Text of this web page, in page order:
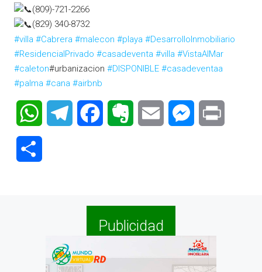
(809)-721-2266
(829) 340-8732
#villa #Cabrera #malecon #playa #DesarrolloInmobiliario
#ResidencialPrivado #casadeventa #villa #VistaAlMar
#caleton#urbanizacion #DISPONIBLE #casadeventaa
#palma #cana #airbnb
WhatsAppTelegram FacebookEvernote Email Messenger
Publicidad